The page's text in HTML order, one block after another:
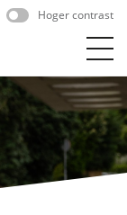
Hoger contrast